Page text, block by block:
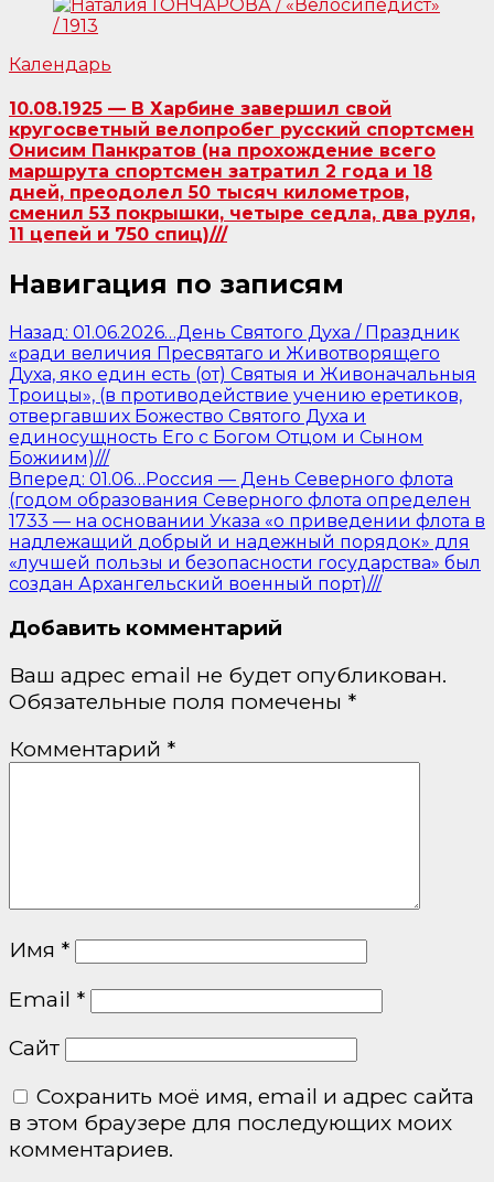
Календарь
10.08.1925 — В Харбине завершил свой
кругосветный велопробег русский спортсмен
Онисим Панкратов (на прохождение всего
маршрута спортсмен затратил 2 года и 18
дней, преодолел 50 тысяч километров,
сменил 53 покрышки, четыре седла, два руля,
11 цепей и 750 спиц)///
Навигация по записям
Назад: 01.06.2026…День Святого Духа / Праздник
«ради величия Пресвятаго и Животворящего
Духа, яко един есть (от) Святыя и Живоначальныя
Троицы», (в противодействие учению еретиков,
отвергавших Божество Святого Духа и
единосущность Его с Богом Отцом и Сыном
Божиим)///
Вперед: 01.06…Россия — День Северного флота
(годом образования Северного флота определен
1733 — на основании Указа «о приведении флота в
надлежащий добрый и надежный порядок» для
«лучшей пользы и безопасности государства» был
создан Архангельский военный порт)///
Добавить комментарий
Ваш адрес email не будет опубликован.
Обязательные поля помечены *
Комментарий *
Имя *
Email *
Сайт
Сохранить моё имя, email и адрес сайта
в этом браузере для последующих моих
комментариев.